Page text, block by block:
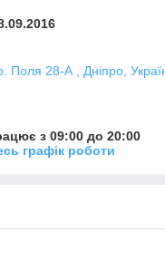
Поля 28-А , Дніпро,
з 09:00 до 20:00
графік роботи